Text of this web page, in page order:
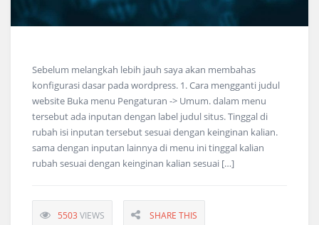
Sebelum melangkah lebih jauh saya akan membahas
konfigurasi dasar pada wordpress. 1. Cara mengganti judul
website Buka menu Pengaturan -> Umum. dalam menu
tersebut ada inputan dengan label judul situs. Tinggal di
rubah isi inputan tersebut sesuai dengan keinginan kalian.
sama dengan inputan lainnya di menu ini tinggal kalian
rubah sesuai dengan keinginan kalian sesuai […]
5503 VIEWS SHARE THIS